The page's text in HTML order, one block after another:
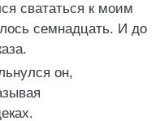
свататься к моим
семнадцать. И до
он,